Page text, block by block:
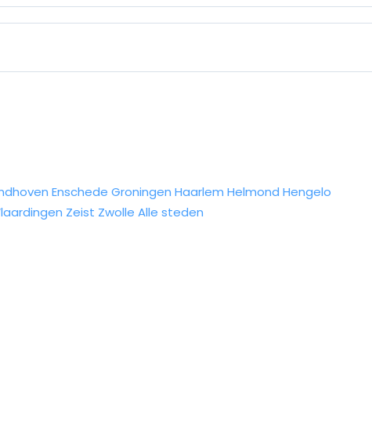
Enschede Groningen Haarlem Helmond Hengelo
Zeist Zwolle Alle steden